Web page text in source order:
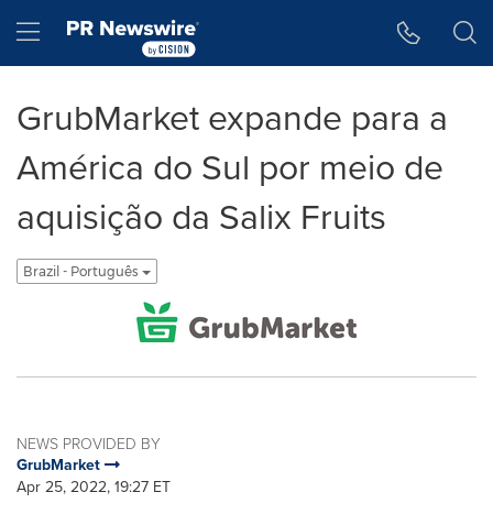
Hamburger menu
GrubMarket expande para a
América do Sul por meio de
aquisição da Salix Fruits
Brazil - Português
NEWS PROVIDED BY
GrubMarket
Apr 25, 2022, 19:27 ET